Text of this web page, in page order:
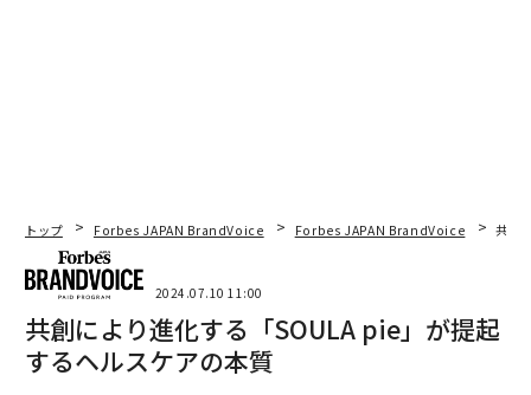
トップ Forbes JAPAN BrandVoice Forbes JAPAN BrandVoice 共創
2024.07.10 11:00
共創により進化する「SOULA pie」が提起
するヘルスケアの本質